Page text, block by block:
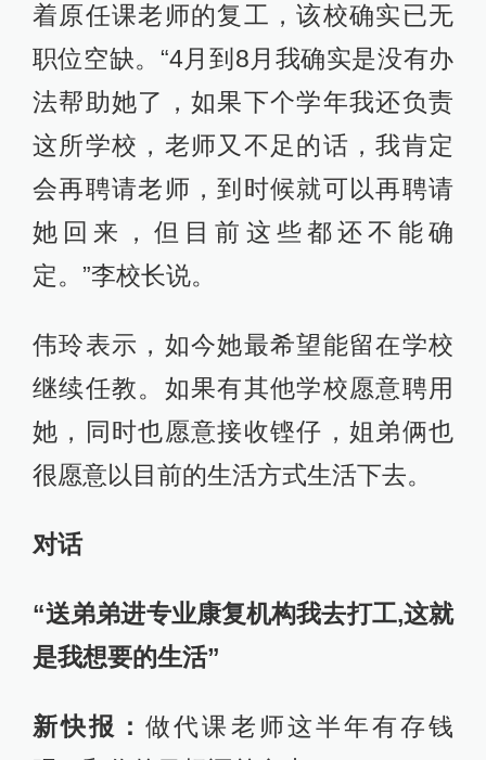
着原任课老师的复工，该校确实已无
职位空缺。“4月到8月我确实是没有办
法帮助她了，如果下个学年我还负责
这所学校，老师又不足的话，我肯定
会再聘请老师，到时候就可以再聘请
她回来，但目前这些都还不能确
定。”李校长说。
伟玲表示，如今她最希望能留在学校
继续任教。如果有其他学校愿意聘用
她，同时也愿意接收铿仔，姐弟俩也
很愿意以目前的生活方式生活下去。
对话
“送弟弟进专业康复机构我去打工,这就
是我想要的生活”
新快报：做代课老师这半年有存钱